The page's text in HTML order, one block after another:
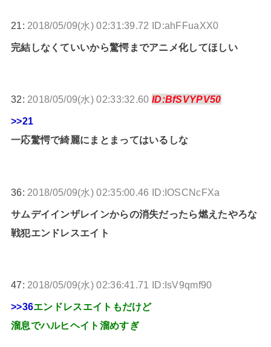
21: 2018/05/09(水) 02:31:39.72 ID:ahFFuaXX0
完結しなくていいから驚愕までアニメ化してほしい
32: 2018/05/09(水) 02:33:32.60 ID:BfSVYPV50
>>21
一応驚愕で綺麗にまとまってはいるしな
36: 2018/05/09(水) 02:35:00.46 ID:IOSCNcFXa
サムデイインザレインからの消失だったら燃えたやろな
戦犯エンドレスエイト
47: 2018/05/09(水) 02:36:41.71 ID:IsV9qmf90
>>36エンドレスエイトもだけど
溜息でハルヒヘイト溜めすぎ